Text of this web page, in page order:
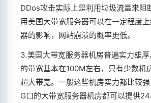
DDos攻击实际上是利用垃圾流量来阻
用美国大带宽服务器可以在一定程度
器的影响，网站崩溃的概率更低。
3.美国大带宽服务器机房普遍实力雄
的带宽基本在100M左右，只有少数机
超大带宽。一般这些机房实力都比较
G口的大带宽服务器机房都可以提供24